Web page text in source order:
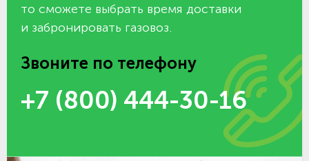
то сможете выбрать время доставки
и забронировать газовоз.
Звоните по телефону
+7 (800) 444-30-16